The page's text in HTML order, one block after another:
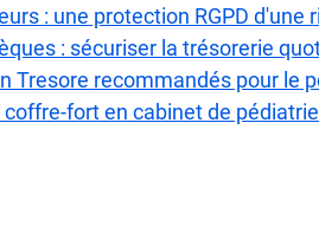
: une protection RGPD d'une
: sécuriser la trésorerie
Tresore recommandés pour le
fort en cabinet de pédiatrie